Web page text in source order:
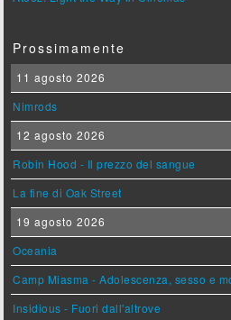
Prossimamente
11 agosto 2026
Nimrods
12 agosto 2026
Robin Hood - Il prezzo del sangue
La fine di Oak Street
19 agosto 2026
Oceania
Camp Miasma - Adolescenza, sesso e
Insidious - Fuori dall'altrove